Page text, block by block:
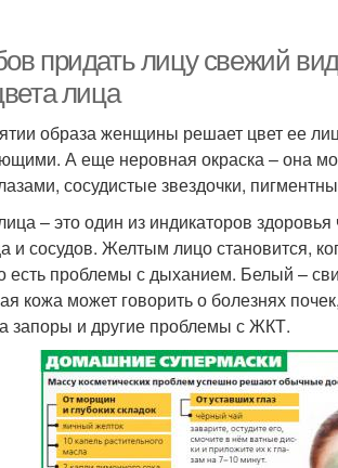
придать лицу свежий
лица
образа женщины решает цвет ее
А еще неровная окраска – она
сосудистые звездочки,
– это один из индикаторов
и сосудов. Желтым лицо становится,
есть проблемы с дыханием. Белый –
кожа может говорить о болезнях
запоры и другие проблемы с ЖКТ.